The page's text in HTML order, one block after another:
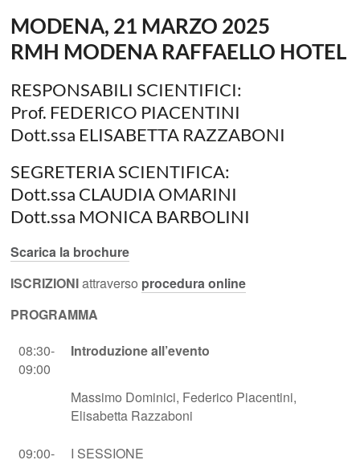
MODENA, 21 MARZO 2025
RMH MODENA RAFFAELLO HOTEL
RESPONSABILI SCIENTIFICI:
Prof. FEDERICO PIACENTINI
Dott.ssa ELISABETTA RAZZABONI
SEGRETERIA SCIENTIFICA:
Dott.ssa CLAUDIA OMARINI
Dott.ssa MONICA BARBOLINI
Scarica la brochure
ISCRIZIONIattraverso procedura online
PROGRAMMA
08:30-
09:00
Introduzione all’evento
Massimo Dominici, Federico Piacentini,
Elisabetta Razzaboni
09:00-
I SESSIONE